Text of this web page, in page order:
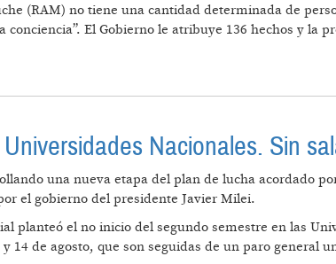
(RAM) no tiene una cantidad determinada de
conciencia”. El Gobierno le atribuye 136 hechos y la
Nacionales. Sin
una nueva etapa del plan de lucha acordado
el gobierno del presidente Javier Milei.
planteó el no inicio del segundo semestre en las
14 de agosto, que son seguidas de un paro general